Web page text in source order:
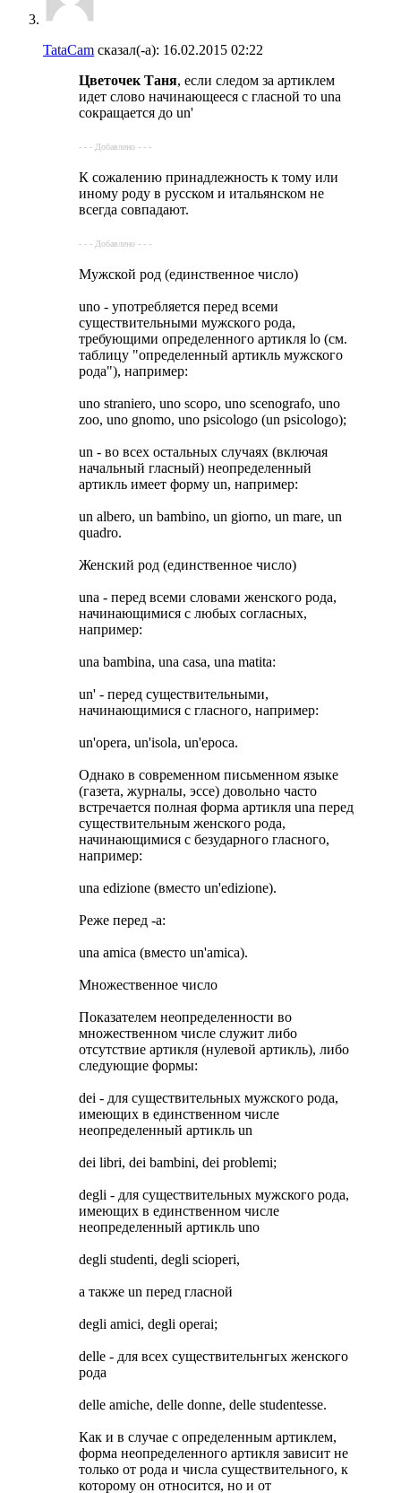
TataCam сказал(-а): 16.02.2015 02:22
Цветочек Таня, если следом за артиклем
идет слово начинающееся с гласной то una
сокращается до un'
- - - Добавлено - - -
К сожалению принадлежность к тому или
иному роду в русском и итальянском не
всегда совпадают.
- - - Добавлено - - -
Мужской род (единственное число)
uno - употребляется перед всеми
существительными мужского рода,
требующими определенного артикля lo (см.
таблицу "определенный артикль мужского
рода"), например:
uno straniero, uno scopo, uno scenografo, uno
zoo, uno gnomo, uno psicologo (un psicologo);
un - во всех остальных случаях (включая
начальный гласный) неопределенный
артикль имеет форму un, например:
un albero, un bambino, un giorno, un mare, un
quadro.
Женский род (единственное число)
una - перед всеми словами женского рода,
начинающимися с любых согласных,
например:
una bambina, una casa, una matita:
un' - перед существительными,
начинающимися с гласного, например:
un'opera, un'isola, un'epoca.
Однако в современном письменном языке
(газета, журналы, эссе) довольно часто
встречается полная форма артикля una перед
существительным женского рода,
начинающимися с безударного гласного,
например:
una edizione (вместо un'edizione).
Реже перед -а:
una amica (вместо un'amica).
Множественное число
Показателем неопределенности во
множественном числе служит либо
отсутствие артикля (нулевой артикль), либо
следующие формы:
dei - для существительных мужского рода,
имеющих в единственном числе
неопределенный артикль un
dei libri, dei bambini, dei problemi;
degli - для существительных мужского рода,
имеющих в единственном числе
неопределенный артикль uno
degli studenti, degli scioperi,
а также un перед гласной
degli amici, degli operai;
delle - для всех существительнгых женского
рода
delle amiche, delle donne, delle studentesse.
Как и в случае с определенным артиклем,
форма неопределенного артикля зависит не
только от рода и числа существительного, к
которому он относится, но и от